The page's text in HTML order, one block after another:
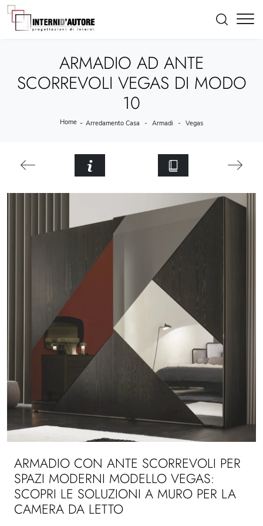
ARMADIO AD ANTE
SCORREVOLI VEGAS DI MODO
10
Home - Arredamento Casa - Armadi - Vegas
ARMADIO CON ANTE SCORREVOLI PER
SPAZI MODERNI MODELLO VEGAS:
SCOPRI LE SOLUZIONI A MURO PER LA
CAMERA DA LETTO